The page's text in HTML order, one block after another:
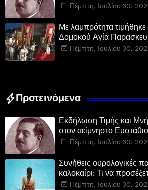
Νεοχώρι Δομοκού:
Πέμπτη, Ιουλίου 30,
Με λαμπρότητα
Δομοκού Αγία
Πέμπτη, Ιουλίου 30,
Προτεινόμενα
Εκδήλωση Τιμής και
στον αείμνηστο
Νεοχώρι Δομοκού:
Πέμπτη, Ιουλίου 30,
Συνήθεις ουρολογικές
καλοκαίρι: Τι να
Πέμπτη, Ιουλίου 30,